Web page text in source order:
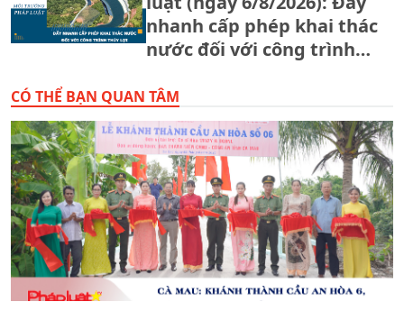
nhanh cấp phép khai thác
nước đối với công trình
CÓ THỂ BẠN QUAN TÂM